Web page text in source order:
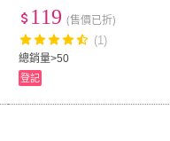
質 台灣製 / 個 F4310-N
總銷量>50
119 (售價已折)
(1)
登記